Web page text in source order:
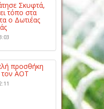
Σκυφτά,
τόπο στα
ο Δωτιέας
προσθήκη
τον ΑΟΤ